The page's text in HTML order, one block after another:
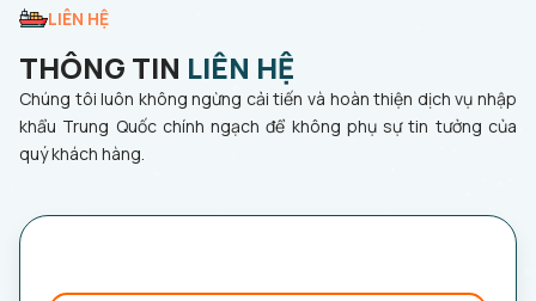
LIÊN HỆ
THÔNG TIN LIÊN HỆ
Chúng tôi luôn không ngừng cải tiến và hoàn thiện dịch vụ nhập
khẩu Trung Quốc chính ngạch để không phụ sự tin tưởng của
quý khách hàng.